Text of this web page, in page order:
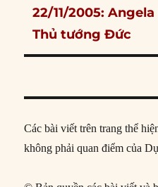
Next
post:
22/11/2005:
Thủ tướng Đức
Các bài viết trên trang thể
không phải quan điểm của